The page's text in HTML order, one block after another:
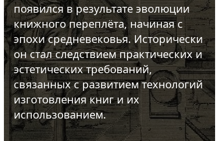
появился в результате эволюции
книжного переплёта, начиная с
эпохи средневековья. Исторически
он стал следствием практических и
эстетических требований,
связанных с развитием технологий
изготовления книг и их
использованием.